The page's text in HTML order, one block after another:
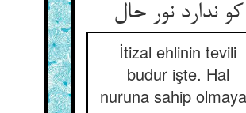
کو ندارد نور حال
İtizal ehlinin tevili
budur işte. Hal
nuruna sahip